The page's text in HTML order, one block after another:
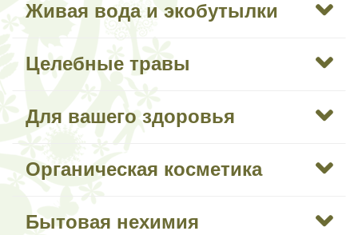
Живая вода и экобутылки
Целебные травы
Для вашего здоровья
Органическая косметика
Бытовая нехимия